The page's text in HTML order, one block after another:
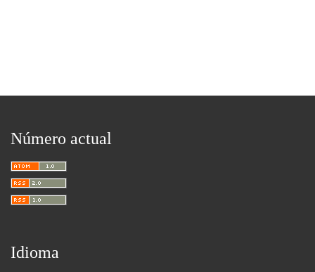
Número actual
Idioma